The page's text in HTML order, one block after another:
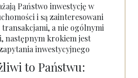
Państwo inwestycję w
i są zainteresowani
a nie ogólnymi
następnym krokiem jest
inwestycyjnego
to Państwu: